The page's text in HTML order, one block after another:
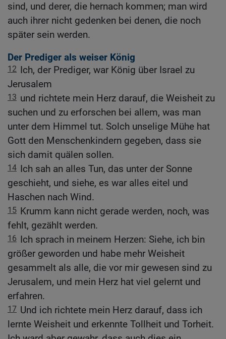
sind, und derer, die hernach kommen; man wird
auch ihrer nicht gedenken bei denen, die noch
später sein werden.
Der Prediger als weiser König
12 Ich, der Prediger, war König über Israel zu
Jerusalem
13 und richtete mein Herz darauf, die Weisheit zu
suchen und zu erforschen bei allem, was man
unter dem Himmel tut. Solch unselige Mühe hat
Gott den Menschenkindern gegeben, dass sie
sich damit quälen sollen.
14 Ich sah an alles Tun, das unter der Sonne
geschieht, und siehe, es war alles eitel und
Haschen nach Wind.
15 Krumm kann nicht gerade werden, noch, was
fehlt, gezählt werden.
16 Ich sprach in meinem Herzen: Siehe, ich bin
größer geworden und habe mehr Weisheit
gesammelt als alle, die vor mir gewesen sind zu
Jerusalem, und mein Herz hat viel gelernt und
erfahren.
17 Und ich richtete mein Herz darauf, dass ich
lernte Weisheit und erkennte Tollheit und Torheit.